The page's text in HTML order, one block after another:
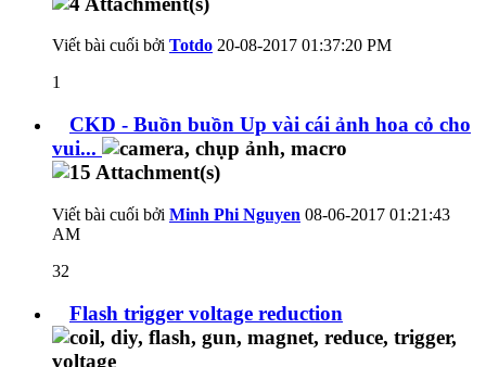
Viết bài cuối bởi Totdo 20-08-2017 01:37:20 PM
1
CKD - Buồn buồn Up vài cái ảnh hoa cỏ cho
vui...
Viết bài cuối bởi Minh Phi Nguyen 08-06-2017 01:21:43
AM
32
Flash trigger voltage reduction